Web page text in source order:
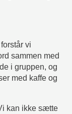
vi
sammen med
i gruppen, og
med kaffe og
kan ikke sætte